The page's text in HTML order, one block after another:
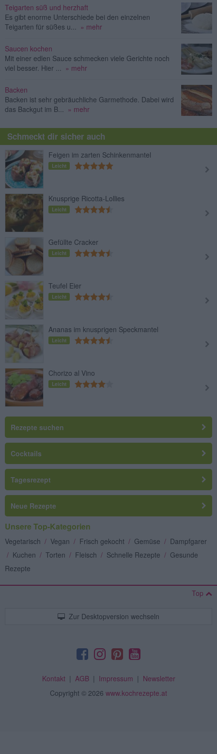
Teigarten süß und herzhaft
Es gibt enorme Unterschiede bei den einzelnen
Teigarten für süßes u...
» mehr
Saucen kochen
Mit einer edlen Sauce schmecken viele Gerichte noch
viel besser. Hier ...
» mehr
Backen
Backen ist sehr gebräuchliche Garmethode. Dabei wird
das Backgut im B...
» mehr
Schmeckt dir sicher auch
Feigen im zarten Schinkenmantel
Leicht
Knusprige Ricotta-Lollies
Leicht
Gefüllte Cracker
Leicht
Teufel Eier
Leicht
Ananas im knusprigen Speckmantel
Leicht
Chorizo al Vino
Leicht
Rezepte suchen
Cocktails
Tagesrezept
Neue Rezepte
Unsere Top-Kategorien
Vegetarisch / Vegan / Frisch gekocht / Gemüse / Dampfgarer
/ Kuchen / Torten / Fleisch / Schnelle Rezepte / Gesunde
Rezepte
Top
Zur Desktopversion wechseln
Kontakt| AGB| Impressum | Newsletter
Copyright © 2026 www.kochrezepte.at